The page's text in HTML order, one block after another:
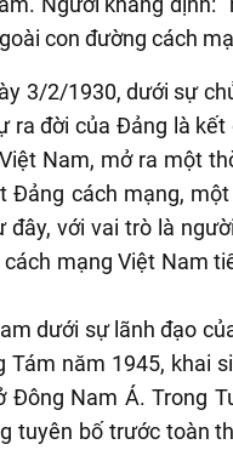
con đường cách
3/2/1930, dưới sự
ra đời của Đảng là
Nam, mở ra một
Đảng cách mạng,
với vai trò là
mạng Việt Nam
dưới sự lãnh đạo
năm 1945, khai
Đông Nam Á. Trong
tuyên bố trước toàn